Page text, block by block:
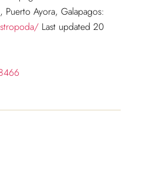
Ayora, Galapagos:
Last updated 20